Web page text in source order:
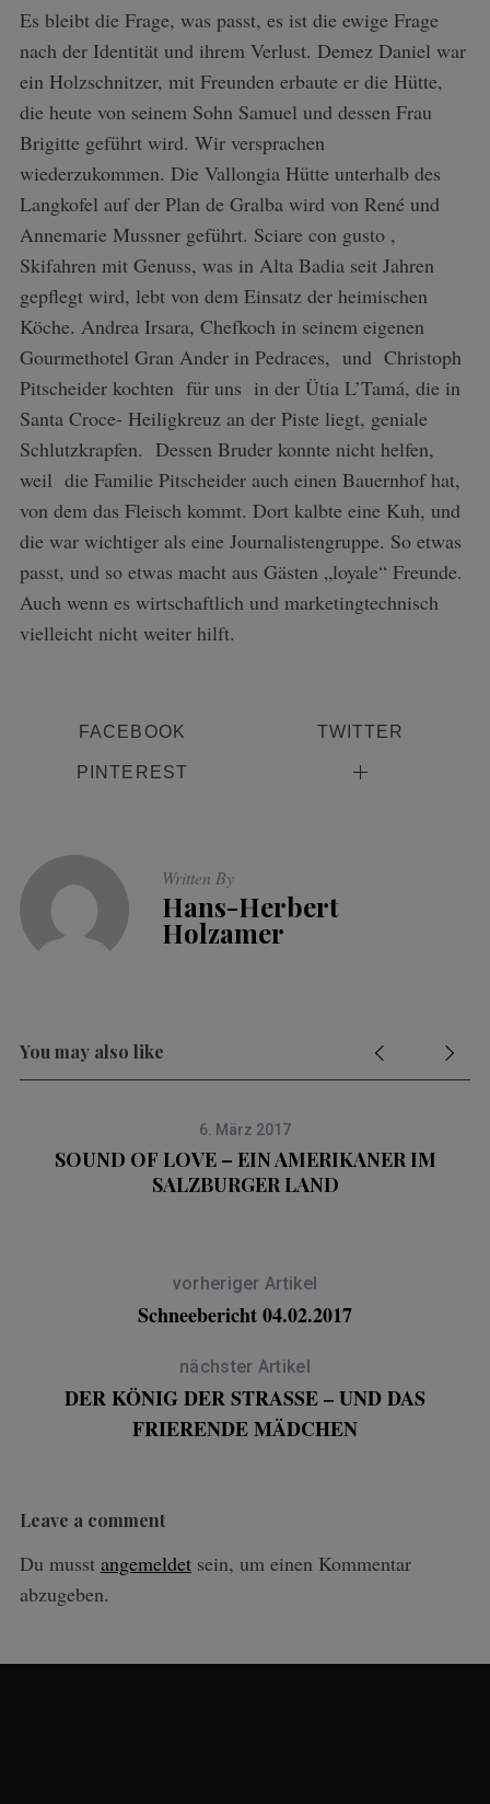
Es bleibt die Frage, was passt, es ist die ewige Frage
nach der Identität und ihrem Verlust. Demez Daniel war
ein Holzschnitzer, mit Freunden erbaute er die Hütte,
die heute von seinem Sohn Samuel und dessen Frau
Brigitte geführt wird. Wir versprachen
wiederzukommen. Die Vallongia Hütte unterhalb des
Langkofel auf der Plan de Gralba wird von René und
Annemarie Mussner geführt. Sciare con gusto ,
Skifahren mit Genuss, was in Alta Badia seit Jahren
gepflegt wird, lebt von dem Einsatz der heimischen
Köche. Andrea Irsara, Chefkoch in seinem eigenen
Gourmethotel Gran Ander in Pedraces, und Christoph
Pitscheider kochten für uns in der Ütia L’Tamá, die in
Santa Croce- Heiligkreuz an der Piste liegt, geniale
Schlutzkrapfen. Dessen Bruder konnte nicht helfen,
weil die Familie Pitscheider auch einen Bauernhof hat,
von dem das Fleisch kommt. Dort kalbte eine Kuh, und
die war wichtiger als eine Journalistengruppe. So etwas
passt, und so etwas macht aus Gästen „loyale“ Freunde.
Auch wenn es wirtschaftlich und marketingtechnisch
vielleicht nicht weiter hilft.
FACEBOOK TWITTER
PINTEREST
Written By
Hans-Herbert
Holzamer
You may also like
6. März 2017
SOUND OF LOVE – EIN AMERIKANER IM
SALZBURGER LAND
vorheriger Artikel
Schneebericht 04.02.2017
nächster Artikel
DER KÖNIG DER STRASSE – UND DAS
FRIERENDE MÄDCHEN
Leave a comment
Du musst angemeldetsein, um einen Kommentar
abzugeben.